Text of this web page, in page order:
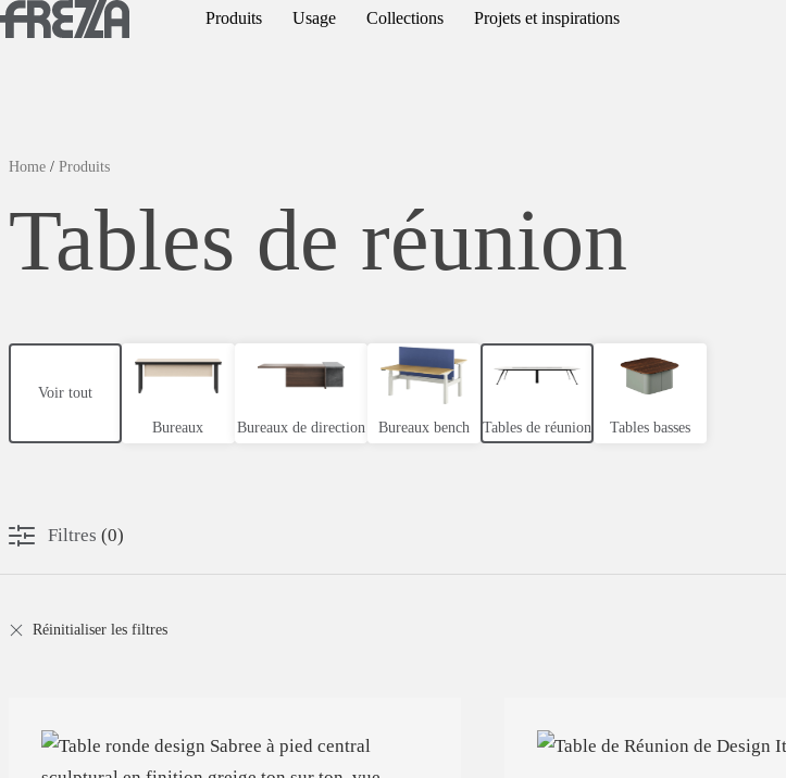
Skip to main content Produits Usage Collections Projets et inspirations
Projets et inspirations
Frezza
Downloads
Contacts
Home/ Produits
Tables de réunion
Voir tout
Bureaux Bureaux de direction Bureaux bench Tables de réunion Tables basses
Filtres (0)
Réinitialiser les filtres